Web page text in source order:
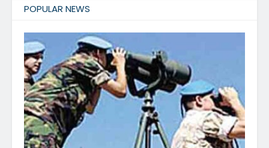
POPULAR NEWS